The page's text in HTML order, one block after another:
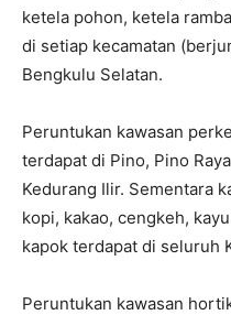
ketela pohon, ketela
di setiap kecamatan
Bengkulu Selatan.
Peruntukan kawasan
terdapat di Pino, Pino
Kedurang Ilir. Sementara
kopi, kakao, cengkeh,
kapok terdapat di seluruh
Peruntukan kawasan